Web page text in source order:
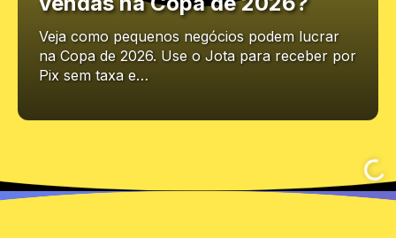
Veja como pequenos negócios podem lucrar
na Copa de 2026. Use o Jota para receber por
Pix sem taxa e…